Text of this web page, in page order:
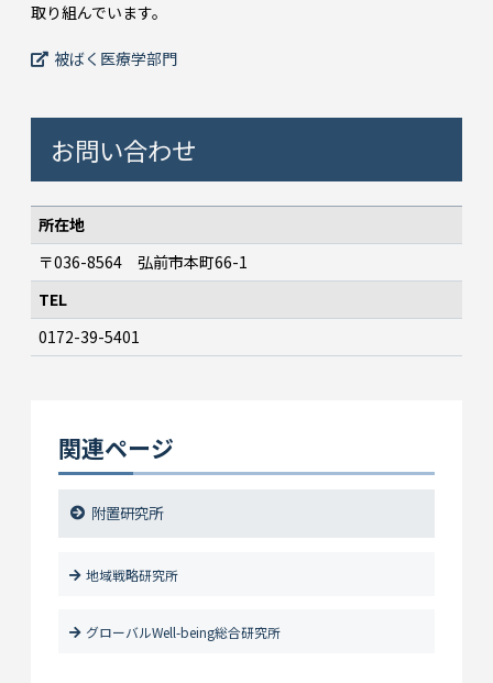
取り組んでいます。
被ばく医療学部門
お問い合わせ
所在地
〒036-8564 弘前市本町66-1
TEL
0172-39-5401
関連ページ
附置研究所
地域戦略研究所
グローバルWell-being総合研究所